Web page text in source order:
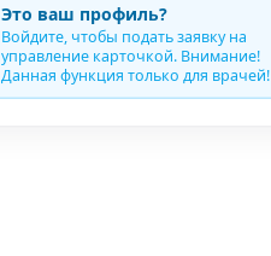
Это ваш профиль?
Войдите, чтобы подать заявку на
управление карточкой. Внимание!
Данная функция только для врачей!